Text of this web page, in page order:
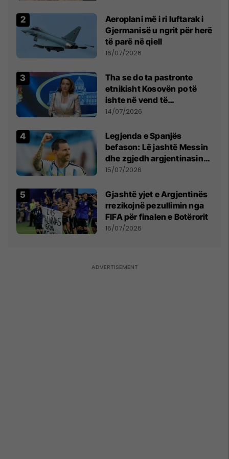
Aeroplani më i ri luftarak i
Gjermanisë u ngrit për herë
të parë në qiell
16/07/2026
Tha se do ta pastronte
etnikisht Kosovën po të
ishte në vend të
Millosheviqit, Lëvizja e
kërkon shkarkimin e
menjëhershëm të
Snezhana Paunoviq
14/07/2026
Legjenda e Spanjës
befason: Lë jashtë Messin
dhe zgjedh argjentinasin
më të mirë në botë
15/07/2026
Gjashtë yjet e Argjentinës
rrezikojnë pezullimin nga
FIFA për finalen e Botërorit
16/07/2026